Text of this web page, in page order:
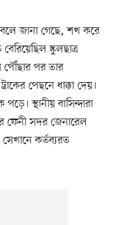
বলে জানা গেছে, শখ করে
স্কুলছাত্র
পৌঁছার পর তার
পেছনে ধাক্কা দেয়।
স্থানীয় বাসিন্দারা
ফেনী সদর জেনারেল
কর্তব্যরত